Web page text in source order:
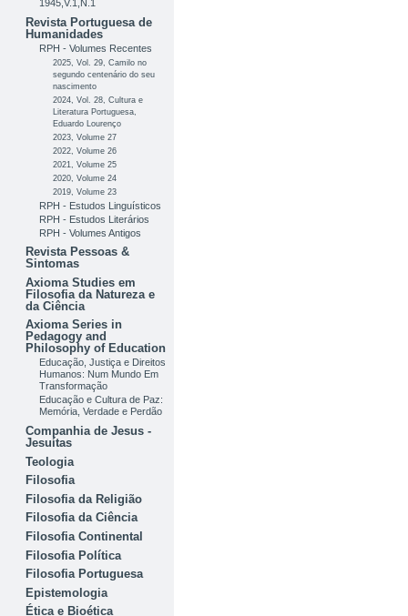
1945,V.1,N.1
Revista Portuguesa de
Humanidades
RPH - Volumes Recentes
2025, Vol. 29, Camilo no
segundo centenário do seu
nascimento
2024, Vol. 28, Cultura e
Literatura Portuguesa,
Eduardo Lourenço
2023, Volume 27
2022, Volume 26
2021, Volume 25
2020, Volume 24
2019, Volume 23
RPH - Estudos Linguísticos
RPH - Estudos Literários
RPH - Volumes Antigos
Revista Pessoas &
Sintomas
Axioma Studies em
Filosofia da Natureza e
da Ciência
Axioma Series in
Pedagogy and
Philosophy of Education
Educação, Justiça e Direitos
Humanos: Num Mundo Em
Transformação
Educação e Cultura de Paz:
Memória, Verdade e Perdão
Companhia de Jesus -
Jesuítas
Teologia
Filosofia
Filosofia da Religião
Filosofia da Ciência
Filosofia Continental
Filosofia Política
Filosofia Portuguesa
Epistemologia
Ética e Bioética